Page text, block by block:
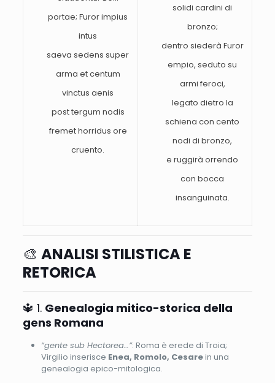
portae; Furor impius
intus
saeva sedens super
arma et centum
vinctus aenis
post tergum nodis
fremet horridus ore
cruento.
solidi cardini di
bronzo;
dentro siederà Furor
empio, seduto su
armi feroci,
legato dietro la
schiena con cento
nodi di bronzo,
e ruggirà orrendo
con bocca
insanguinata.
🎨 ANALISI STILISTICA E
RETORICA
🔱 1. Genealogia mitico-storica della
gens Romana
“gente sub Hectorea…”: Roma è erede di Troia;
Virgilio inserisce Enea, Romolo, Cesarein una
genealogia epico-mitologica.